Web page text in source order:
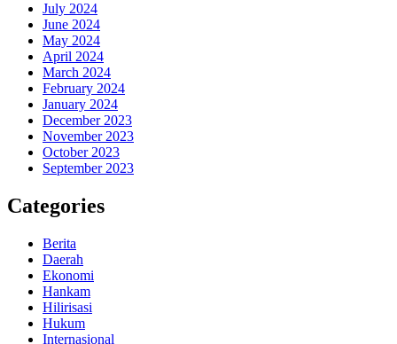
July 2024
June 2024
May 2024
April 2024
March 2024
February 2024
January 2024
December 2023
November 2023
October 2023
September 2023
Categories
Berita
Daerah
Ekonomi
Hankam
Hilirisasi
Hukum
Internasional